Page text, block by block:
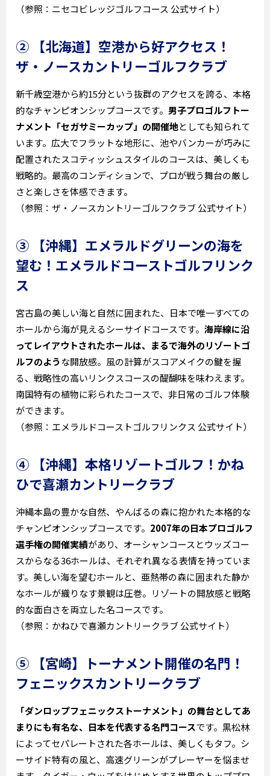
（参照：ニセコビレッジゴルフコース 公式サイト）
② 【北海道】空港から好アクセス！
ザ・ノースカントリーゴルフクラブ
新千歳空港から約15分という抜群のアクセスを誇る、本格
的なチャンピオンシップコースです。 男子プロゴルフトー
ナメント「セガサミーカップ」の開催地としても知られて
います。広大でフラットな地形に、池やバンカーが巧みに
配置されたスコティッシュスタイルのコースは、美しくも
戦略的。最高のコンディションで、プロが戦う舞台の厳し
さと楽しさを体感できます。
（参照：ザ・ノースカントリーゴルフクラブ 公式サイト）
③ 【沖縄】エメラルドグリーンの海を
望む！エメラルドコーストゴルフリンク
ス
宮古島の美しい海と自然に囲まれた、日本で唯一すべての
ホールから海が見えるシーサイドコースです。 海岸線に沿
ってレイアウトされたホールは、まるで海外のリゾートゴ
ルフのよう な開放感。風の計算がスコアメイクの鍵を握
る、戦略性の高いリンクスコースの醍醐味を味わえます。
南国特有の植物に彩られたコースで、非日常のゴルフ体験
ができます。
（参照：エメラルドコーストゴルフリンクス 公式サイト）
④ 【沖縄】本格リゾートゴルフ！かね
ひで喜瀬カントリークラブ
沖縄本島の豊かな自然、やんばるの森に抱かれた本格的な
チャンピオンシップコースです。 2007年の日本プロゴルフ
選手権の開催実績があり、オーシャンコースとウッズコー
スからなる36ホールは、それぞれ異なる表情を持っていま
す。美しい海を望むホールと、亜熱帯の森に囲まれた静か
なホールが織りなす景観は圧巻。リゾートの開放感と戦略
的な面白さを両立した名コースです。
（参照：かねひで喜瀬カントリークラブ 公式サイト）
⑤ 【宮崎】トーナメント開催の名門！
フェニックスカントリークラブ
「ダンロップフェニックストーナメント」の舞台としてあ
まりにも有名な、日本を代表する名門コースです。黒松林
によってセパレートされた各ホールは、美しくもタフ。シ
ーサイド特有の風と、高速グリーンがプレーヤーを悩ませ